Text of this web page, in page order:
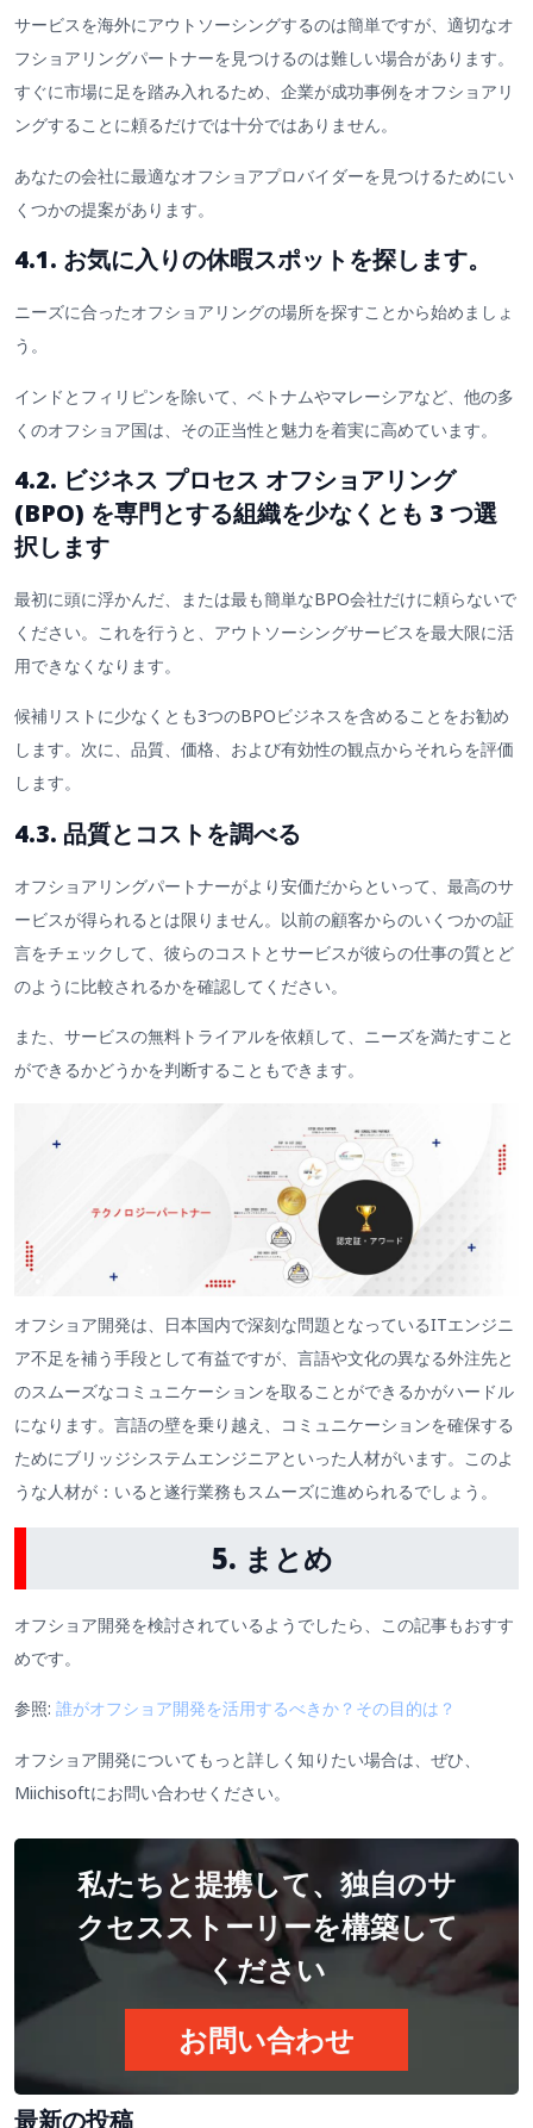
サービスを海外にアウトソーシングするのは簡単ですが、適切なオ
フショアリングパートナーを見つけるのは難しい場合があります。
すぐに市場に足を踏み入れるため、企業が成功事例をオフショアリ
ングすることに頼るだけでは十分ではありません。
あなたの会社に最適なオフショアプロバイダーを見つけるためにい
くつかの提案があります。
4.1. お気に入りの休暇スポットを探します。
ニーズに合ったオフショアリングの場所を探すことから始めましょ
う。
インドとフィリピンを除いて、ベトナムやマレーシアなど、他の多
くのオフショア国は、その正当性と魅力を着実に高めています。
4.2. ビジネス プロセス オフショアリング
(BPO) を専門とする組織を少なくとも 3 つ選
択します
最初に頭に浮かんだ、または最も簡単なBPO会社だけに頼らないで
ください。これを行うと、アウトソーシングサービスを最大限に活
用できなくなります。
候補リストに少なくとも3つのBPOビジネスを含めることをお勧め
します。次に、品質、価格、および有効性の観点からそれらを評価
します。
4.3. 品質とコストを調べる
オフショアリングパートナーがより安価だからといって、最高のサ
ービスが得られるとは限りません。以前の顧客からのいくつかの証
言をチェックして、彼らのコストとサービスが彼らの仕事の質とど
のように比較されるかを確認してください。
また、サービスの無料トライアルを依頼して、ニーズを満たすこと
ができるかどうかを判断することもできます。
オフショア開発は、日本国内で深刻な問題となっているITエンジニ
ア不足を補う手段として有益ですが、言語や文化の異なる外注先と
のスムーズなコミュニケーションを取ることができるかがハードル
になります。言語の壁を乗り越え、コミュニケーションを確保する
ためにブリッジシステムエンジニアといった人材がいます。このよ
うな人材が：いると遂行業務もスムーズに進められるでしょう。
5. まとめ
オフショア開発を検討されているようでしたら、この記事もおすす
めです。
参照: 誰がオフショア開発を活用するべきか？その目的は？
オフショア開発についてもっと詳しく知りたい場合は、ぜひ、
Miichisoftにお問い合わせください。
私たちと提携して、独自のサ
クセスストーリーを構築して
ください
お問い合わせ
最新の投稿